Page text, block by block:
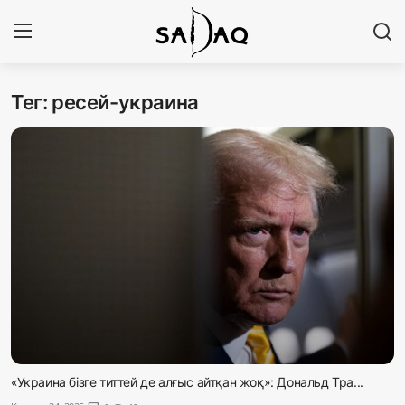
Кіру Тіркелу
Материалдарды қолдану тәртібі
Экономика
Тег: ресей-украина
«Украина бізге титтей де алғыс айтқан жоқ»: Дональд Тра...